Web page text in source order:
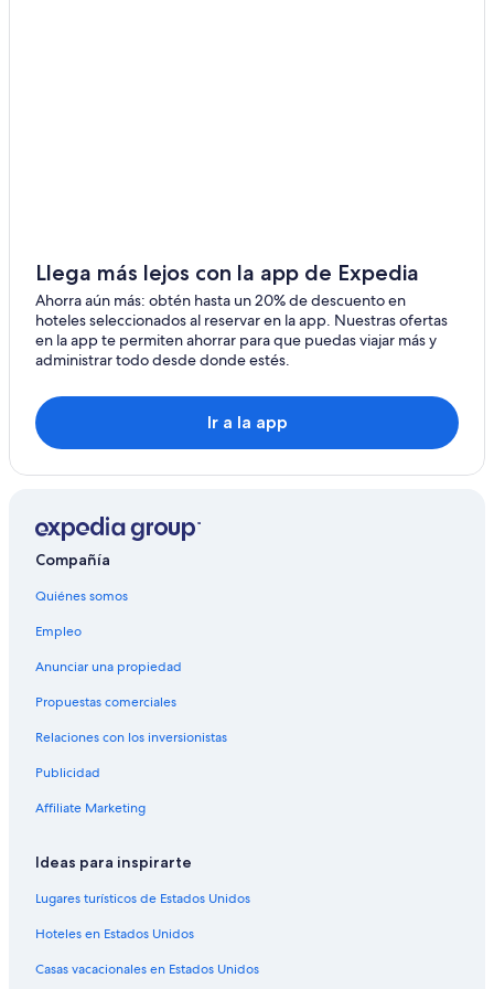
Hoteles familiares en Verona
Hoteles que aceptan mascotas en Verona
Hoteles en Verona
Hoteles cerca de Barren Ridge Vineyards
Hoteles cerca de George Washington’s Distillery &
Villas en Avon
Hoteles en Fishersville
Moteles en Fishersville
Hoteles cerca de Frontier Culture Museum
Hoteles en Chestnut Springs
Moteles en Avis
Moteles en Jolivue
Hoteles cerca de Mirador Raven's Roost
Hoteles cerca de Viñedos Pollak
Cabañas en Crozet
Apart-Hoteles en Crozet
Hoteles ecológicos en Crozet
Llega más lejos con la app de Expedia
Ahorra aún más: obtén hasta un 20% de descuento en
hoteles seleccionados al reservar en la app. Nuestras ofertas
en la app te permiten ahorrar para que puedas viajar más y
administrar todo desde donde estés.
Ir a la app
Compañía
Quiénes somos
Empleo
Anunciar una propiedad
Propuestas comerciales
Relaciones con los inversionistas
Publicidad
Affiliate Marketing
Ideas para inspirarte
Lugares turísticos de Estados Unidos
Hoteles en Estados Unidos
Casas vacacionales en Estados Unidos